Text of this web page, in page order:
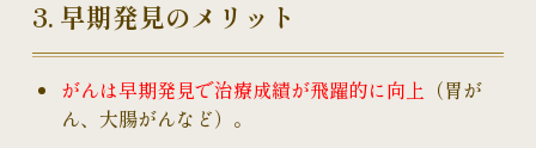
3. 早期発見のメリット
がんは早期発見で治療成績が飛躍的に向上 （胃が
ん、大腸がんなど）。